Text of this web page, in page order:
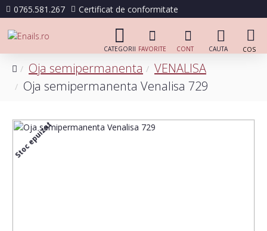
0765.581.267 Certificat de conformitate
Oja semipermanenta
VENALISA
Oja semipermanenta Venalisa 729
Stoc epuizat